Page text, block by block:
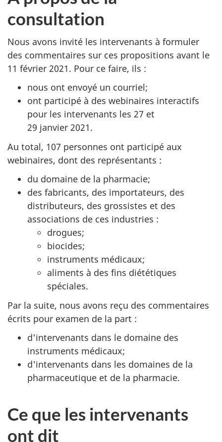
consultation
Nous avons invité les intervenants à formuler
des commentaires sur ces propositions avant le
11 février 2021. Pour ce faire, ils :
nous ont envoyé un courriel;
ont participé à des webinaires interactifs
pour les intervenants les 27 et
29 janvier 2021.
Au total, 107 personnes ont participé aux
webinaires, dont des représentants :
du domaine de la pharmacie;
des fabricants, des importateurs, des
distributeurs, des grossistes et des
associations de ces industries :
drogues;
biocides;
instruments médicaux;
aliments à des fins diététiques
spéciales.
Par la suite, nous avons reçu des commentaires
écrits pour examen de la part :
d'intervenants dans le domaine des
instruments médicaux;
d'intervenants dans les domaines de la
pharmaceutique et de la pharmacie.
Ce que les intervenants
ont dit